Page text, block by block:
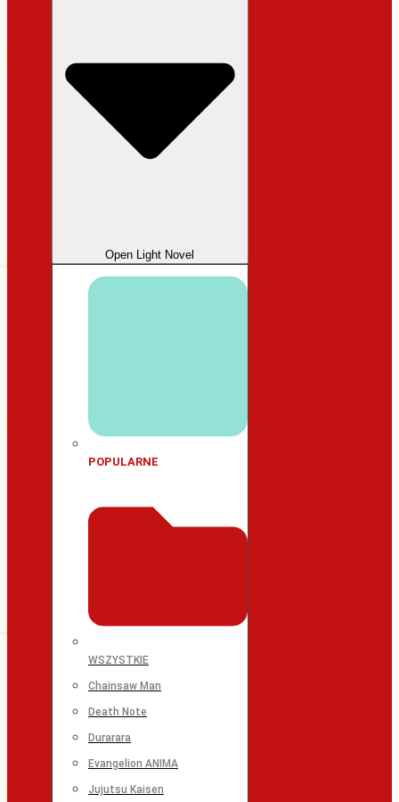
Open Light Novel
POPULARNE
WSZYSTKIE
Chainsaw Man
Death Note
Durarara
Evangelion ANIMA
Jujutsu Kaisen